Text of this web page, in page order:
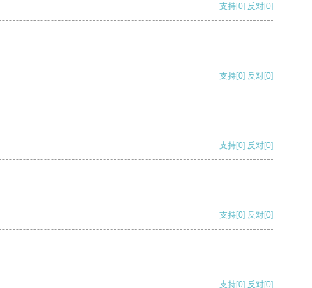
支持[0] 反对[0]
支持[0] 反对[0]
支持[0] 反对[0]
支持[0] 反对[0]
支持[0] 反对[0]